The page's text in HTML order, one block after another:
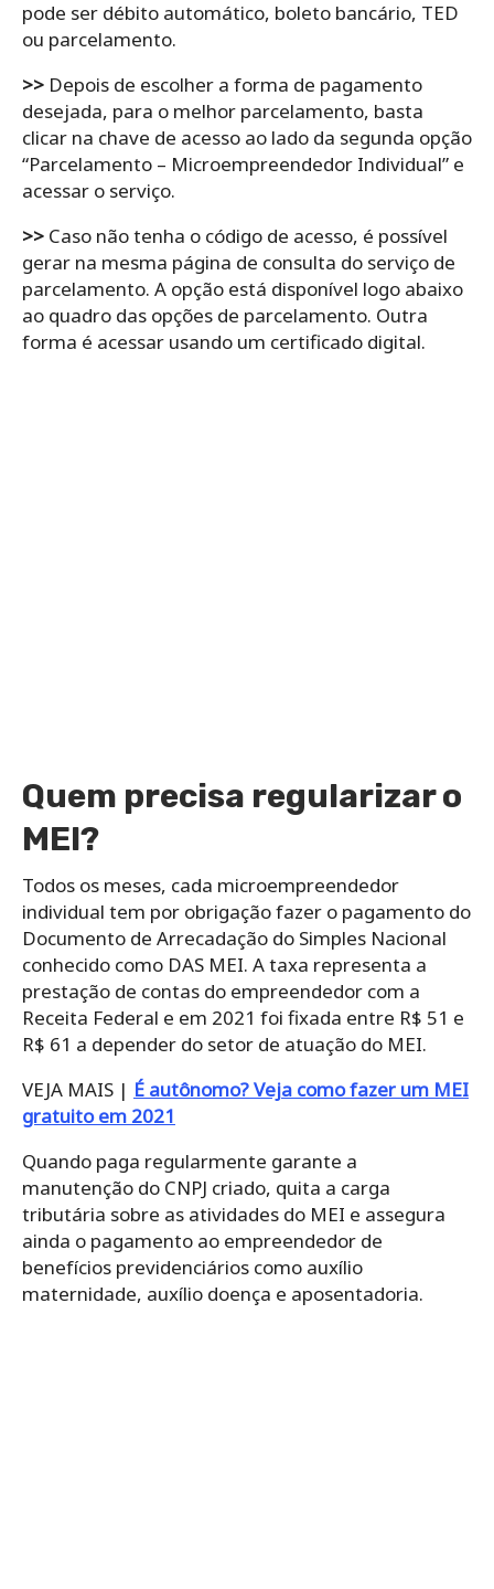
pode ser débito automático, boleto bancário, TED
ou parcelamento.
>> Depois de escolher a forma de pagamento
desejada, para o melhor parcelamento, basta
clicar na chave de acesso ao lado da segunda opção
“Parcelamento – Microempreendedor Individual” e
acessar o serviço.
>> Caso não tenha o código de acesso, é possível
gerar na mesma página de consulta do serviço de
parcelamento. A opção está disponível logo abaixo
ao quadro das opções de parcelamento. Outra
forma é acessar usando um certificado digital.
Quem precisa regularizar o
MEI?
Todos os meses, cada microempreendedor
individual tem por obrigação fazer o pagamento do
Documento de Arrecadação do Simples Nacional
conhecido como DAS MEI. A taxa representa a
prestação de contas do empreendedor com a
Receita Federal e em 2021 foi fixada entre R$ 51 e
R$ 61 a depender do setor de atuação do MEI.
VEJA MAIS | É autônomo? Veja como fazer um MEI
gratuito em 2021
Quando paga regularmente garante a
manutenção do CNPJ criado, quita a carga
tributária sobre as atividades do MEI e assegura
ainda o pagamento ao empreendedor de
benefícios previdenciários como auxílio
maternidade, auxílio doença e aposentadoria.